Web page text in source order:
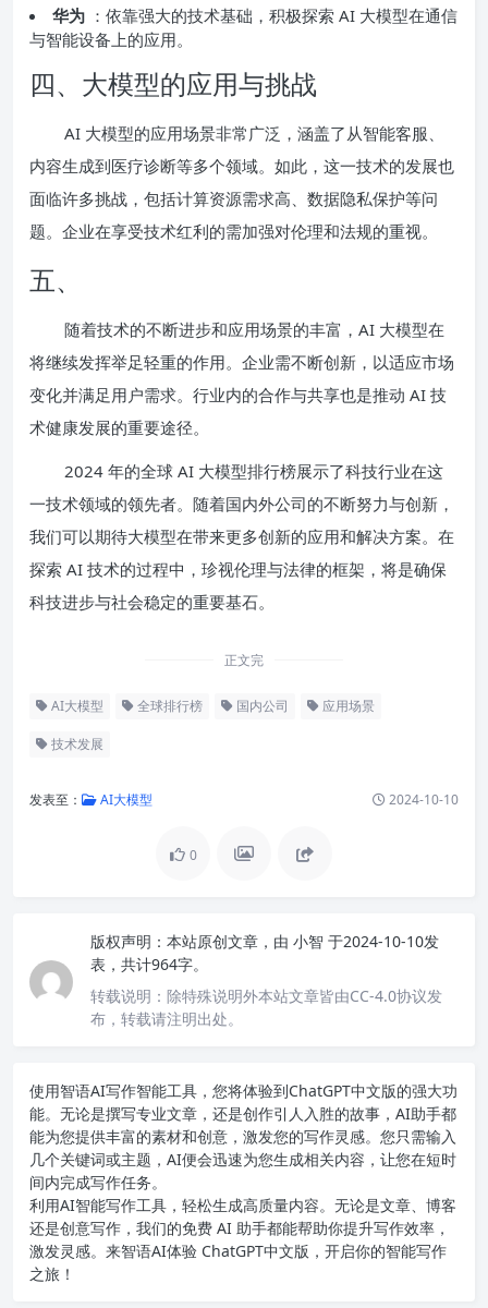
华为 ：依靠强大的技术基础，积极探索 AI 大模型在通信
与智能设备上的应用。
四、大模型的应用与挑战
AI 大模型的应用场景非常广泛，涵盖了从智能客服、
内容生成到医疗诊断等多个领域。如此，这一技术的发展也
面临许多挑战，包括计算资源需求高、数据隐私保护等问
题。企业在享受技术红利的需加强对伦理和法规的重视。
五、
随着技术的不断进步和应用场景的丰富，AI 大模型在
将继续发挥举足轻重的作用。企业需不断创新，以适应市场
变化并满足用户需求。行业内的合作与共享也是推动 AI 技
术健康发展的重要途径。
2024 年的全球 AI 大模型排行榜展示了科技行业在这
一技术领域的领先者。随着国内外公司的不断努力与创新，
我们可以期待大模型在带来更多创新的应用和解决方案。在
探索 AI 技术的过程中，珍视伦理与法律的框架，将是确保
科技进步与社会稳定的重要基石。
正文完
AI大模型 全球排行榜 国内公司 应用场景
技术发展
发表至： AI大模型 2024-10-10
0
版权声明： 本站原创文章，由 小智 于2024-10-10发
表，共计964字。
转载说明： 除特殊说明外本站文章皆由CC-4.0协议发
布，转载请注明出处。
使用智语AI写作智能工具，您将体验到ChatGPT中文版的强大功
能。无论是撰写专业文章，还是创作引人入胜的故事，AI助手都
能为您提供丰富的素材和创意，激发您的写作灵感。您只需输入
几个关键词或主题，AI便会迅速为您生成相关内容，让您在短时
间内完成写作任务。
利用AI智能写作工具，轻松生成高质量内容。无论是文章、博客
还是创意写作，我们的免费 AI 助手都能帮助你提升写作效率，
激发灵感。来智语AI体验 ChatGPT中文版 ，开启你的智能写作
之旅！